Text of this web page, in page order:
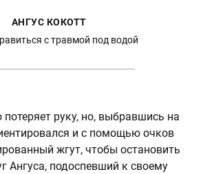
АНГУС КОКОТТ
с травмой под водой
руку, но, выбравшись на
и с помощью очков
жгут, чтобы остановить
Ангуса, подоспевший к своему